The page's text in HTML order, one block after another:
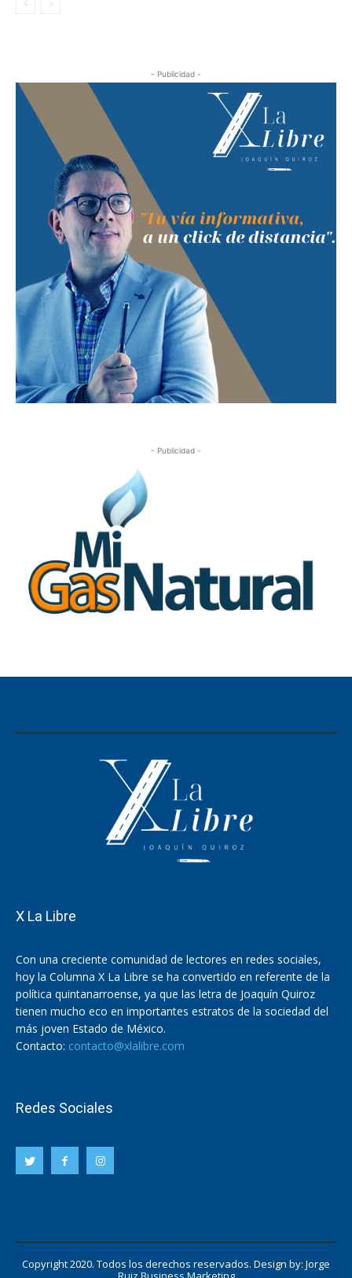
X La Libre
Con una creciente comunidad de lectores en redes sociales,
hoy la Columna X La Libre se ha convertido en referente de la
política quintanarroense, ya que las letra de Joaquín Quiroz
tienen mucho eco en importantes estratos de la sociedad del
más joven Estado de México.
Contacto: contacto@xlalibre.com
Redes Sociales
Copyright 2020. Todos los derechos reservados. Design by: Jorge